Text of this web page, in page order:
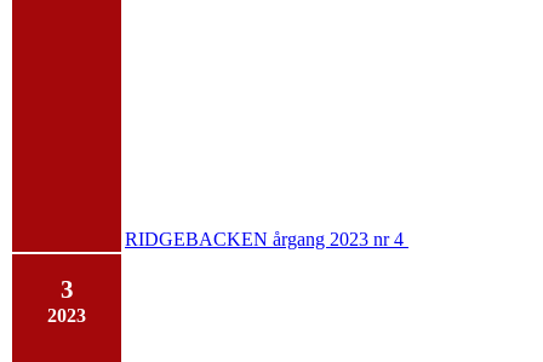
RIDGEBACKEN årgang 2023 nr 4
3
2023